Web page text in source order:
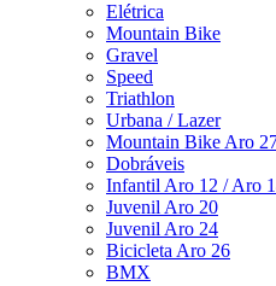
Elétrica
Mountain Bike
Gravel
Speed
Triathlon
Urbana / Lazer
Mountain Bike Aro
Dobráveis
Infantil Aro 12 / Aro
Juvenil Aro 20
Juvenil Aro 24
Bicicleta Aro 26
BMX